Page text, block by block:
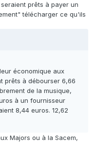
prêts à payer un
télécharger ce qu'ils
économique aux
prêts à débourser 6,66
de la musique,
à un fournisseur
8,44 euros. 12,62
Majors ou à la Sacem,